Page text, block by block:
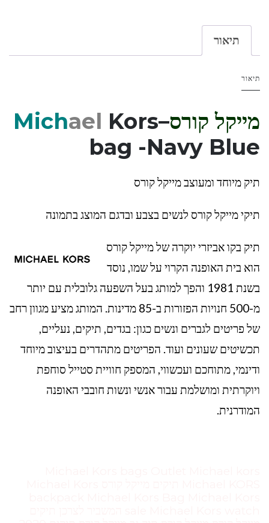
תיאור
תיאור
מייקל קורס–
Michael Kors
bag -Navy Blue
תיק מיוחד ומעוצב מייקל קורס
תיקי מייקל קורס לנשים בצבע ובדגם המוצג בתמונה
תיק בקו אביזרי יוקרה של מייקל קורס
הוא בית האופנה הקרוי על שמו, נוסד
בשנת 1981 והפך למותג בעל השפעה גלובלית עם יותר
מ-500 חנויות הפזורות ב-85 מדינות. המותג מציע מגוון רחב
של פריטים לגברים ונשים כגון: בגדים, תיקים, נעליים,
תכשיטים שעונים ועוד. הפריטים מתהדרים בעיצוב מיוחד
ודינמי, מתוחכם ועכשווי, המספק חוויית סטייל סוחפת
ויוקרתית ומושלמת עבור אנשי ונשות חובבי האופנה
המודרנית.